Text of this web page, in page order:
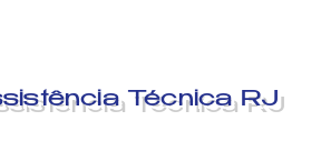
Técnica RJ